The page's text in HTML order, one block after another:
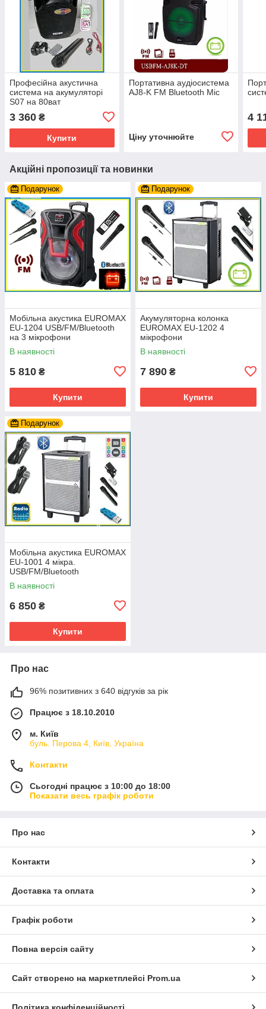
Професійна акустична
система на акумуляторі
S07 на 80ват
3 360 ₴
Купити
Портативна аудіосистема
AJ8-K FM Bluetooth Mic
Ціну уточнюйте
4
Акційні пропозиції та новинки
Подарунок
Мобільна акустика EUROMAX
EU-1204 USB/FM/Bluetooth
на 3 мікрофони
В наявності
5 810 ₴
Купити
Подарунок
Акумуляторна колонка
EUROMAX EU-1202 4
мікрофони
В наявності
7 890 ₴
Купити
Подарунок
Мобільна акустика EUROMAX
EU-1001 4 мікра.
USB/FM/Bluetooth
В наявності
6 850 ₴
Купити
Про нас
96% позитивних з 640 відгуків за рік
Працює з 18.10.2010
м. Київ
буль. Перова 4, Київ, Україна
Контакти
Сьогодні працює з 10:00 до 18:00
Показати весь графік роботи
Про нас
Контакти
Доставка та оплата
Графік роботи
Повна версія сайту
Сайт створено на маркетплейсі Prom.ua